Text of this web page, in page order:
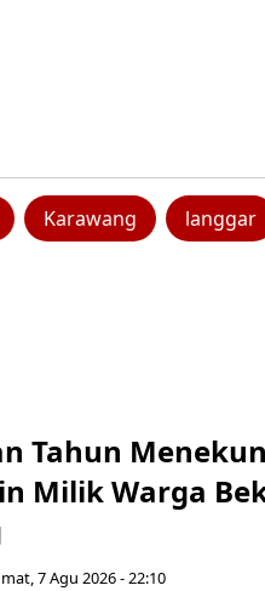
Karawang langgar
Tahun
Milik Warga
7 Agu 2026 - 22:10